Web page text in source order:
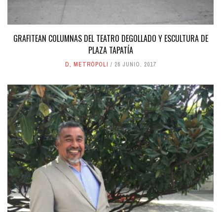
GRAFITEAN COLUMNAS DEL TEATRO DEGOLLADO Y ESCULTURA DE
PLAZA TAPATÍA
D, METRÓPOLI 26 JUNIO, 2017